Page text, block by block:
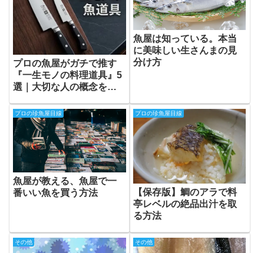
プロの魚屋がガチで推す
『一生モノの料理道具』5
選｜大切な人の概念を変
魚屋は知っている。本当
に美味しい生さんまの見
分け方
プロの珍魚屋目線
魚屋が教える、魚屋で一
番いい魚を買う方法
プロの珍魚屋目線
【保存版】鯛のアラで料
亭レベルの絶品出汁を取
る方法
その他 その他